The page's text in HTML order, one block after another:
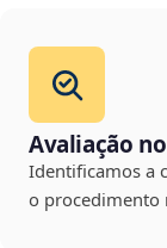
Avaliação
Identificamos a
o procedimento